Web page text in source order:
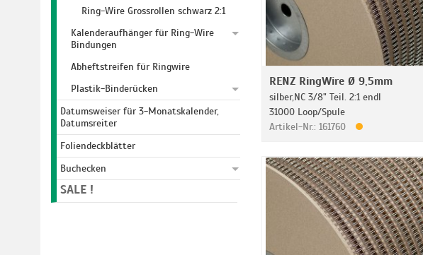
Ring-Wire Grossrollen schwarz 2:1
Kalenderaufhänger für Ring-Wire
Bindungen
Abheftstreifen für Ringwire
Plastik-Binderücken
Datumsweiser für 3-Monatskalender,
Datumsreiter
Foliendeckblätter
Buchecken
SALE !
RENZ RingWire Ø 9,5mm
silber,NC 3/8" Teil. 2:1 endl
31000 Loop/Spule
Artikel-Nr.: 161760